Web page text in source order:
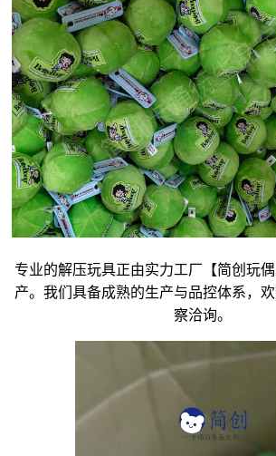
专业的解压玩具正由实力工厂【简创玩
产。我们具备成熟的生产与品控体系，
察洽询。